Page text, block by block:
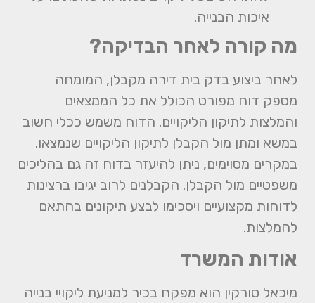
איכות הבנייה.
מה קורה לאחר הבדיקה?
לאחר ביצוע בדק בית דירה מקבלן, המומחה
מספק דוח מפורט הכולל את כל הממצאים
והמלצות לתיקון הליקויים. הדוח משמש ככלי חשוב
במשא ומתן מול הקבלן לתיקון הליקויים שנמצאו.
במקרים מסוימים, ניתן להיעזר בדוח זה גם בהליכים
משפטיים מול הקבלן. הקבלנים לרוב יגיבו ברצינות
לדוחות מקצועיים ויסכימו לבצע תיקונים בהתאם
להמלצות.
אודות המשרד
מיכאל סורקין הוא מפקח בכיר למניעת ליקויי בנייה